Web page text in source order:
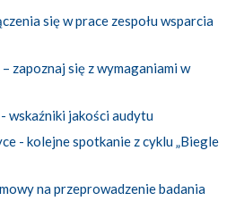
się w prace zespołu wsparcia
zapoznaj się z wymaganiami w
wskaźniki jakości audytu
- kolejne spotkanie z cyklu „Biegle
na przeprowadzenie badania